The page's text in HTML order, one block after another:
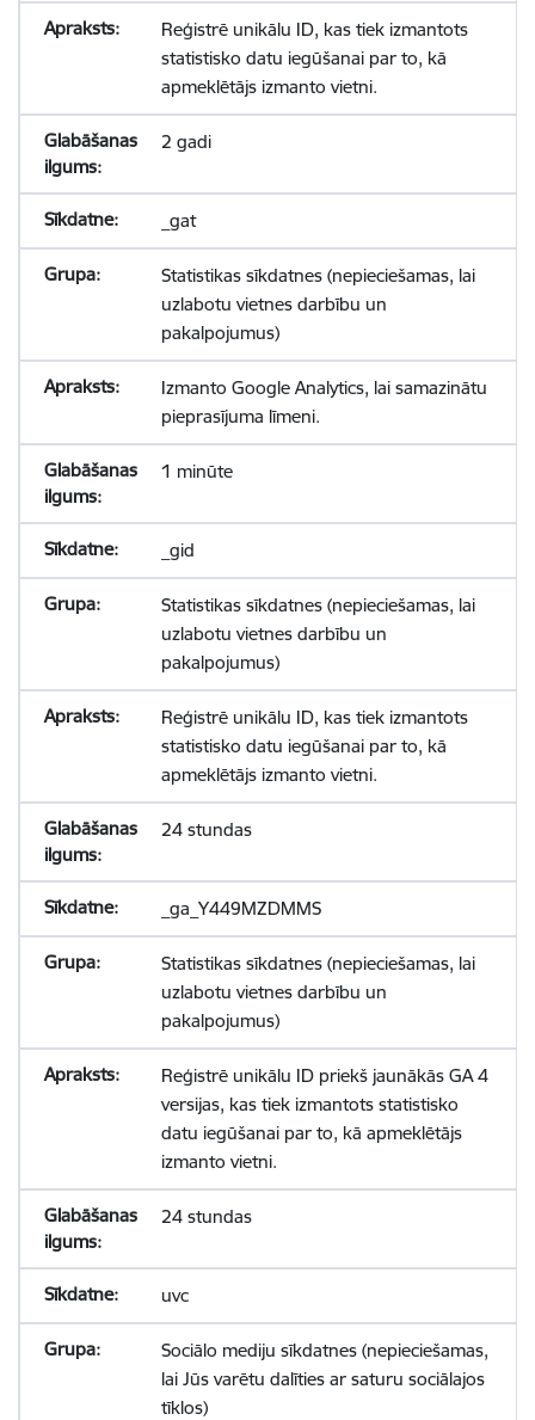
Reģistrē unikālu ID, kas tiek izmantots
statistisko datu iegūšanai par to, kā
apmeklētājs izmanto vietni.
2 gadi
_gat
Statistikas sīkdatnes (nepieciešamas, lai
uzlabotu vietnes darbību un
pakalpojumus)
Izmanto Google Analytics, lai samazinātu
pieprasījuma līmeni.
1 minūte
_gid
Statistikas sīkdatnes (nepieciešamas, lai
uzlabotu vietnes darbību un
pakalpojumus)
Reģistrē unikālu ID, kas tiek izmantots
statistisko datu iegūšanai par to, kā
apmeklētājs izmanto vietni.
24 stundas
_ga_Y449MZDMMS
Statistikas sīkdatnes (nepieciešamas, lai
uzlabotu vietnes darbību un
pakalpojumus)
Reģistrē unikālu ID priekš jaunākās GA 4
versijas, kas tiek izmantots statistisko
datu iegūšanai par to, kā apmeklētājs
izmanto vietni.
24 stundas
uvc
Sociālo mediju sīkdatnes (nepieciešamas,
lai Jūs varētu dalīties ar saturu sociālajos
tīklos)